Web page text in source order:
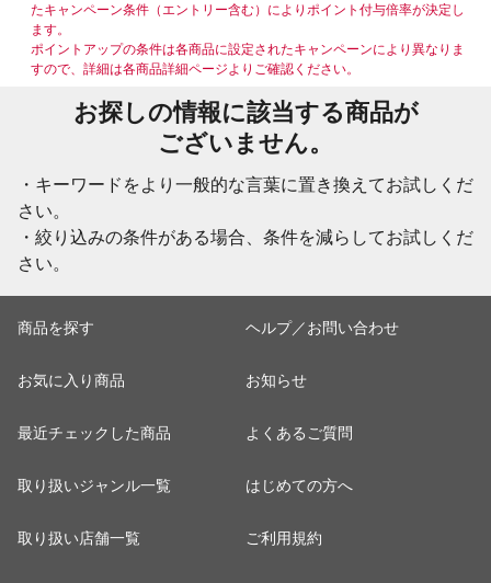
たキャンペーン条件（エントリー含む）によりポイント付与倍率が決定し
ます。
ポイントアップの条件は各商品に設定されたキャンペーンにより異なりま
すので、詳細は各商品詳細ページよりご確認ください。
お探しの情報に該当する商品が
ございません。
・キーワードをより一般的な言葉に置き換えてお試しくだ
さい。
・絞り込みの条件がある場合、条件を減らしてお試しくだ
さい。
商品を探す
お気に入り商品
最近チェックした商品
取り扱いジャンル一覧
取り扱い店舗一覧
ヘルプ／お問い合わせ
お知らせ
よくあるご質問
はじめての方へ
ご利用規約